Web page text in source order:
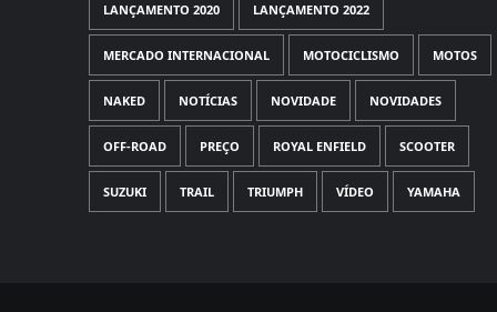
LANÇAMENTO 2020 LANÇAMENTO 2022
MERCADO INTERNACIONAL MOTOCICLISMO MOTOS
NAKED NOTÍCIAS NOVIDADE NOVIDADES
OFF-ROAD PREÇO ROYAL ENFIELD SCOOTER
SUZUKI TRAIL TRIUMPH VÍDEO YAMAHA